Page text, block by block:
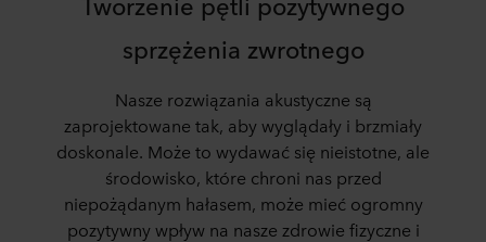
sprzężenia zwrotnego
Nasze rozwiązania akustyczne są
zaprojektowane tak, aby wyglądały i brzmiały
doskonale. Może to wydawać się nieistotne, ale
środowisko, które chroni nas przed
niepożądanym hałasem, może mieć ogromny
pozytywny wpływ na nasze zdrowie fizyczne i